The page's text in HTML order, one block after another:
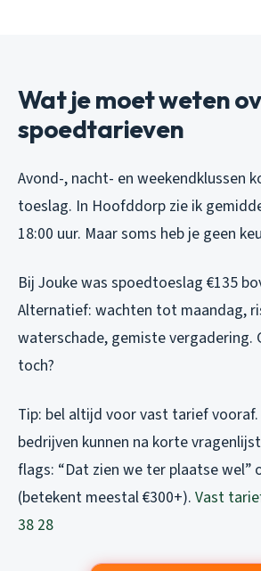
Wat je moet weten
spoedtarieven
Avond-, nacht- en weekendklussen
toeslag. In Hoofddorp zie ik
18:00 uur. Maar soms heb je geen
Bij Jouke was spoedtoeslag €135
Alternatief: wachten tot maandag,
waterschade, gemiste vergadering.
toch?
Tip: bel altijd voor vast tarief vooraf.
bedrijven kunnen na korte
flags: “Dat zien we ter plaatse wel”
(betekent meestal €300+). Vast
38 28